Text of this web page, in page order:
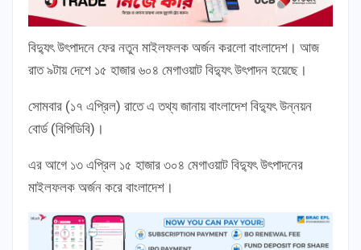
বিদ্যুৎ উৎপাদনে ফের নতুন মাইলফলক অর্জন করলো বাংলাদেশ। আজ
রাত ৯টায় দেশে ১৫ হাজার ৬০৪ মেগাওয়াট বিদ্যুৎ উৎপাদন হয়েছে।
সোমবার (১৭ এপ্রিল) রাতে এ তথ্য জানায় বাংলাদেশ বিদ্যুৎ উন্নয়ন
বোর্ড (বিপিডিবি)।
এর আগে ১৩ এপ্রিল ১৫ হাজার ৩০৪ মেগাওয়াট বিদ্যুৎ উৎপাদনের
মাইলফলক অর্জন করে বাংলাদেশ।